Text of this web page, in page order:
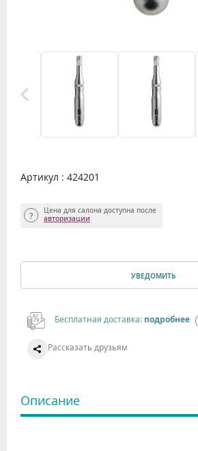
Артикул : 424201
Цена для салона доступна после
авторизации
УВЕДОМИТЬ
Бесплатная доставка: подробнее
Рассказать друзьям
Описание